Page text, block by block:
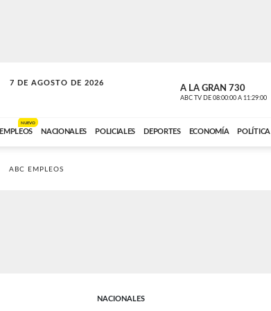
7 DE AGOSTO DE 2026
LA MOVIDA A LA GRAN 730
ABC TV DE 08:00:00 A 11:29:00
EMPLEOS
NUEVO
NACIONALES POLICIALES DEPORTES ECONOMÍA POLÍTICA
ABC EMPLEOS
NACIONALES